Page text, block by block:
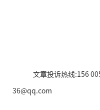
文章投诉热线:156
36@qq.com